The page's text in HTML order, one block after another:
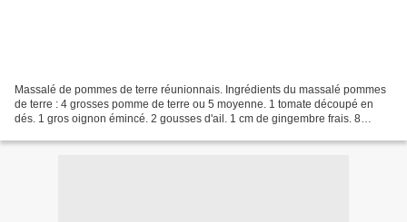
Massalé de pommes de terre réunionnais. Ingrédients du massalé pommes
de terre : 4 grosses pomme de terre ou 5 moyenne. 1 tomate découpé en
dés. 1 gros oignon émincé. 2 gousses d'ail. 1 cm de gingembre frais. 8